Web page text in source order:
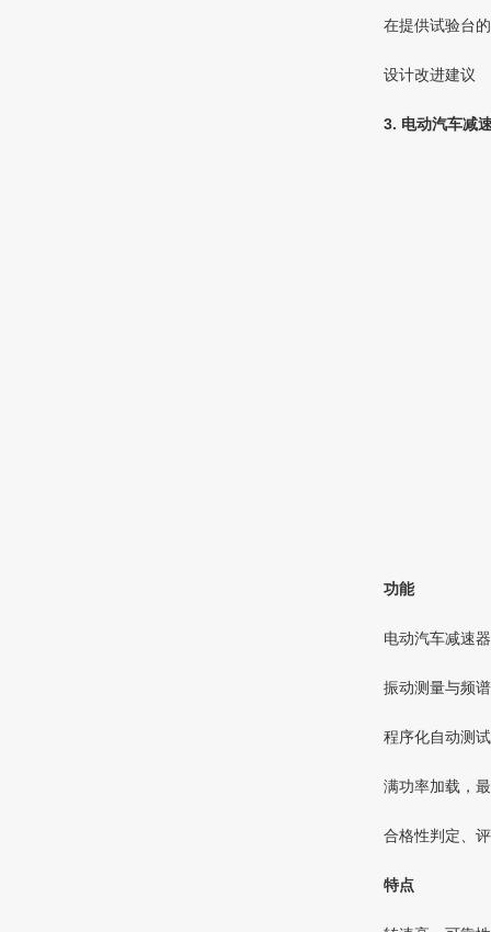
在提供试验台
设计改进建议
3. 电动汽车减
功能
电动汽车减速
振动测量与频
程序化自动测
满功率加载，
合格性判定、
特点